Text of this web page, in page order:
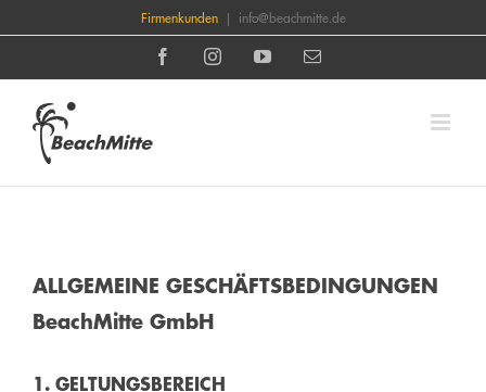
to
Firmenkunden | info@beachmitte.de
FacebookInstagramYouTubeEmail
ALLGEMEINE GESCHÄFTSBEDINGUNGEN
BeachMitte GmbH
1. GELTUNGSBEREICH